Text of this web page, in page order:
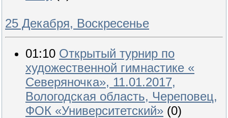
25 Декабря, Воскресенье
01:10 Открытый турнир по
художественной гимнастике «
Северяночка», 11.01.2017,
Вологодская область, Череповец,
ФОК «Университетский» (0)